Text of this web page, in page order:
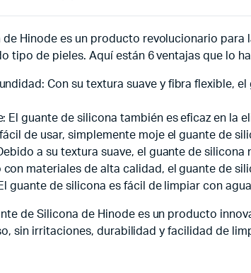
de Hinode es un producto revolucionario para
tipo de pieles. Aquí están 6 ventajas que lo
Con su textura suave y fibra flexible,
El guante de silicona también es eficaz en la
de usar, simplemente moje el guante de
a su textura suave, el guante de
con materiales de alta calidad, el guante de
guante de silicona es fácil de limpiar con
de Silicona de Hinode es un producto
sin irritaciones, durabilidad y facilidad de